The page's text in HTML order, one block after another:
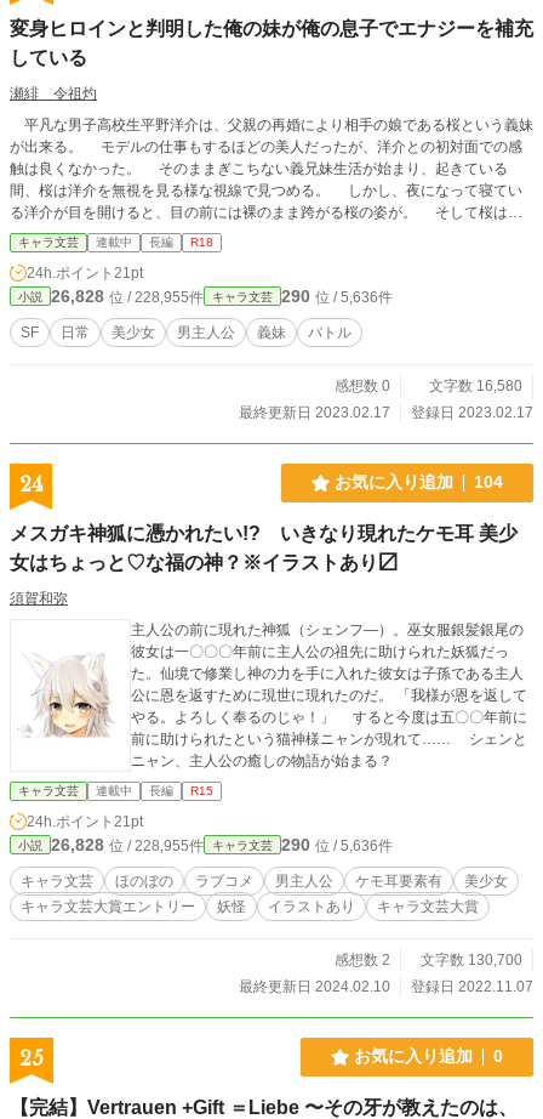
変身ヒロインと判明した俺の妹が俺の息子でエナジーを補充
している
瀬緋 令祖灼
平凡な男子高校生平野洋介は、父親の再婚により相手の娘である桜という義妹
が出来る。 モデルの仕事もするほどの美人だったが、洋介との初対面での感
触は良くなかった。 そのままぎこちない義兄妹生活が始まり、起きている
間、桜は洋介を無視を見る様な視線で見つめる。 しかし、夜になって寝てい
る洋介が目を開けると、目の前には裸のまま跨がる桜の姿が。 そして桜は洋
介の息子を扱き、自分に入れようとする
キャラ文芸 連載中 長編 R18
24h.ポイント 21pt
小説 26,828 位 / 228,955件 キャラ文芸 290 位 / 5,636件
SF 日常 美少女 男主人公 義妹 バトル
感想数 0
文字数 16,580
最終更新日 2023.02.17
登録日 2023.02.17
24 お気に入り追加 104
メスガキ神狐に憑かれたい!? いきなり現れたケモ耳 美少
女はちょっと♡な福の神？※イラストあり〼
須賀和弥
主人公の前に現れた神狐（シェンフ―）。巫女服銀髪銀尾の
彼女は一〇〇〇年前に主人公の祖先に助けられた妖狐だっ
た。仙境で修業し神の力を手に入れた彼女は子孫である主人
公に恩を返すために現世に現れたのだ。 「我様が恩を返して
やる。よろしく奉るのじゃ！」 すると今度は五〇〇年前に
前に助けられたという猫神様ニャンが現れて…… シェンと
ニャン、主人公の癒しの物語が始まる？
キャラ文芸 連載中 長編 R15
24h.ポイント 21pt
小説 26,828 位 / 228,955件 キャラ文芸 290 位 / 5,636件
キャラ文芸 ほのぼの ラブコメ 男主人公 ケモ耳要素有
美少女
キャラ文芸大賞エントリー
妖怪 イラストあり キャラ文芸大賞
感想数 2
文字数 130,700
最終更新日 2024.02.10
登録日 2022.11.07
25 お気に入り追加 0
【完結】Vertrauen +Gift ＝Liebe 〜その牙が教えたのは、